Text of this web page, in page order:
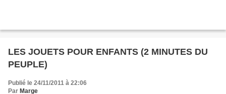
LES JOUETS POUR ENFANTS (2 MINUTES DU
PEUPLE)
Publié le 24/11/2011 à 22:06
Par Marge